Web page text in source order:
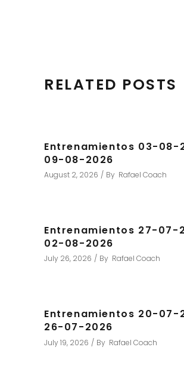
RELATED POSTS
Entrenamientos 03-08-
09-08-2026
August 2, 2026 By Rafael Coach
Entrenamientos 27-07-
02-08-2026
July 26, 2026 By Rafael Coach
Entrenamientos 20-07-
26-07-2026
July 19, 2026 By Rafael Coach